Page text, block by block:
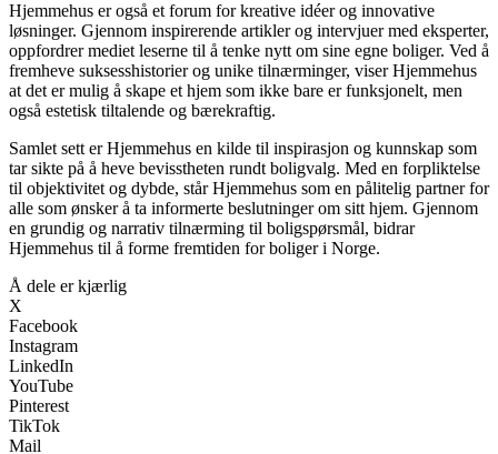
Hjemmehus er også et forum for kreative idéer og innovative
løsninger. Gjennom inspirerende artikler og intervjuer med eksperter,
oppfordrer mediet leserne til å tenke nytt om sine egne boliger. Ved å
fremheve suksesshistorier og unike tilnærminger, viser Hjemmehus
at det er mulig å skape et hjem som ikke bare er funksjonelt, men
også estetisk tiltalende og bærekraftig.
Samlet sett er Hjemmehus en kilde til inspirasjon og kunnskap som
tar sikte på å heve bevisstheten rundt boligvalg. Med en forpliktelse
til objektivitet og dybde, står Hjemmehus som en pålitelig partner for
alle som ønsker å ta informerte beslutninger om sitt hjem. Gjennom
en grundig og narrativ tilnærming til boligspørsmål, bidrar
Hjemmehus til å forme fremtiden for boliger i Norge.
Å dele er kjærlig
X
Facebook
Instagram
LinkedIn
YouTube
Pinterest
TikTok
Mail